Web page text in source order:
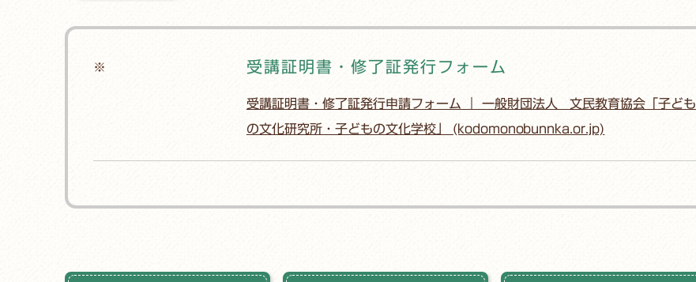
※ 受講証明書・修了証発行フォーム
受講証明書・修了証発行申請フォーム ｜ 一般財団法人 文民教育協会「子ども
の文化研究所・子どもの文化学校」 (kodomonobunnka.or.jp)